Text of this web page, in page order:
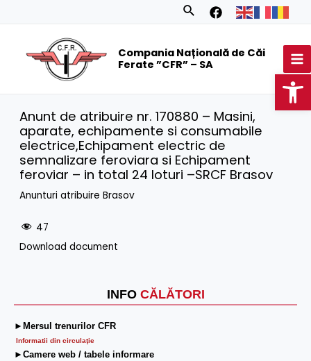
Search
Compania Națională de Căi
Ferate ”CFR” – SA
INFO CĂLĂTORI
►Mersul trenurilor CFR
Informatii din circulaţie
►Camere web / tabele informare
Anunt de atribuire nr. 170880 – Masini,
aparate, echipamente si consumabile
electrice,Echipament electric de
semnalizare feroviara si Echipament
feroviar – in total 24 loturi –SRCF Brasov
Anunturi atribuire Brasov
47
Download document